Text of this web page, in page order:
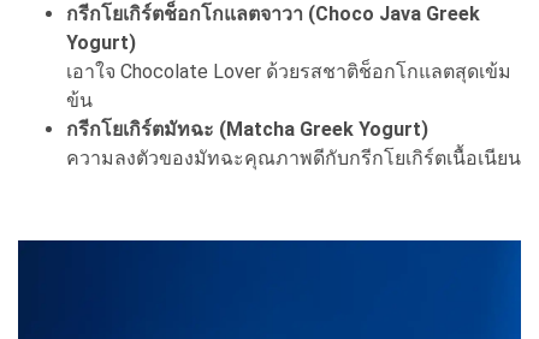
กรีกโยเกิร์ตช็อกโกแลตจาวา (Choco Java Greek
Yogurt)
เอาใจ Chocolate Lover ด้วยรสชาติช็อกโกแลตสุดเข้ม
ข้น
กรีกโยเกิร์ตมัทฉะ (Matcha Greek Yogurt)
ความลงตัวของมัทฉะคุณภาพดีกับกรีกโยเกิร์ตเนื้อเนียน